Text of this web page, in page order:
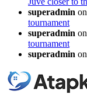
superadmin on
tournament
superadmin on
tournament
superadmin on